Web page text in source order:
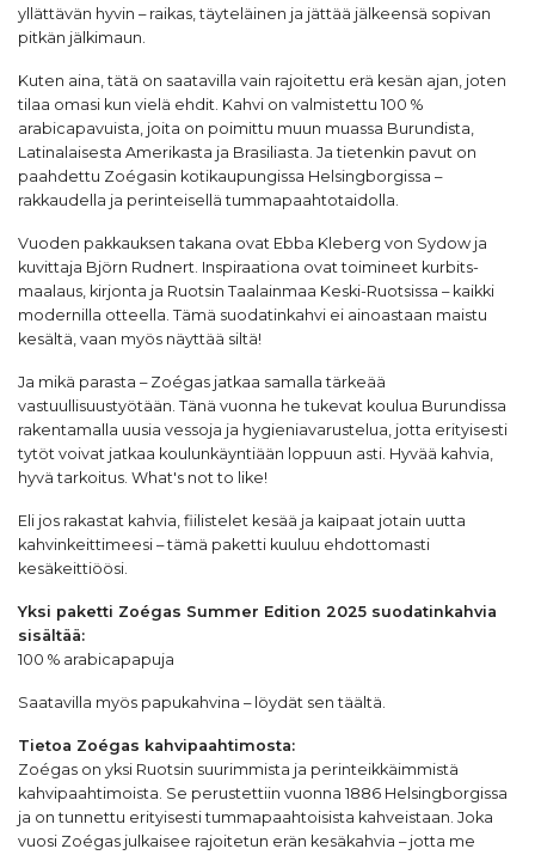
yllättävän hyvin – raikas, täyteläinen ja jättää jälkeensä sopivan
pitkän jälkimaun.
Kuten aina, tätä on saatavilla vain rajoitettu erä kesän ajan, joten
tilaa omasi kun vielä ehdit. Kahvi on valmistettu 100 %
arabicapavuista, joita on poimittu muun muassa Burundista,
Latinalaisesta Amerikasta ja Brasiliasta. Ja tietenkin pavut on
paahdettu Zoégasin kotikaupungissa Helsingborgissa –
rakkaudella ja perinteisellä tummapaahtotaidolla.
Vuoden pakkauksen takana ovat Ebba Kleberg von Sydow ja
kuvittaja Björn Rudnert. Inspiraationa ovat toimineet kurbits-
maalaus, kirjonta ja Ruotsin Taalainmaa Keski-Ruotsissa – kaikki
modernilla otteella. Tämä suodatinkahvi ei ainoastaan maistu
kesältä, vaan myös näyttää siltä!
Ja mikä parasta – Zoégas jatkaa samalla tärkeää
vastuullisuustyötään. Tänä vuonna he tukevat koulua Burundissa
rakentamalla uusia vessoja ja hygieniavarustelua, jotta erityisesti
tytöt voivat jatkaa koulunkäyntiään loppuun asti. Hyvää kahvia,
hyvä tarkoitus. What's not to like!
Eli jos rakastat kahvia, fiilistelet kesää ja kaipaat jotain uutta
kahvinkeittimeesi – tämä paketti kuuluu ehdottomasti
kesäkeittiöösi.
Yksi paketti Zoégas Summer Edition 2025 suodatinkahvia
sisältää:
100 % arabicapapuja
Saatavilla myös papukahvina – löydät sen täältä.
Tietoa Zoégas kahvipaahtimosta:
Zoégas on yksi Ruotsin suurimmista ja perinteikkäimmistä
kahvipaahtimoista. Se perustettiin vuonna 1886 Helsingborgissa
ja on tunnettu erityisesti tummapaahtoisista kahveistaan. Joka
vuosi Zoégas julkaisee rajoitetun erän kesäkahvia – jotta me